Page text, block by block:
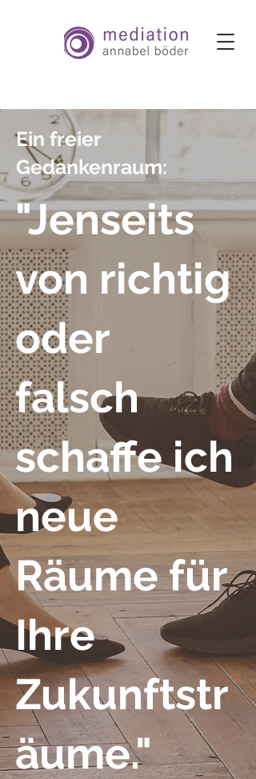
Ein freier
Gedankenraum:
"Jenseits
von richtig
oder
falsch
schaffe ich
neue
Räume für
Ihre
Zukunftstr
äume."